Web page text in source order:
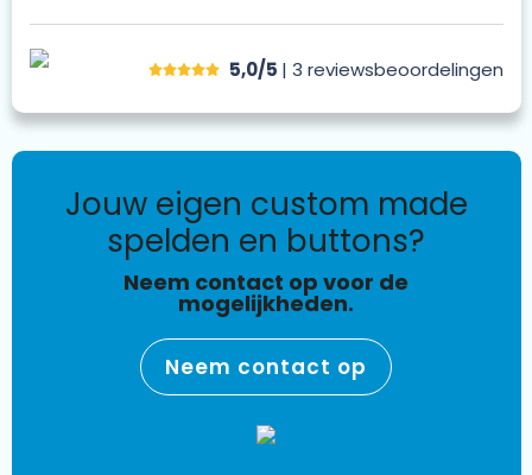
5,0/5 | 3 reviewsbeoordelingen
jouw eigen custom made
spelden en buttons?
Neem contact op voor de
mogelijkheden.
Neem contact op